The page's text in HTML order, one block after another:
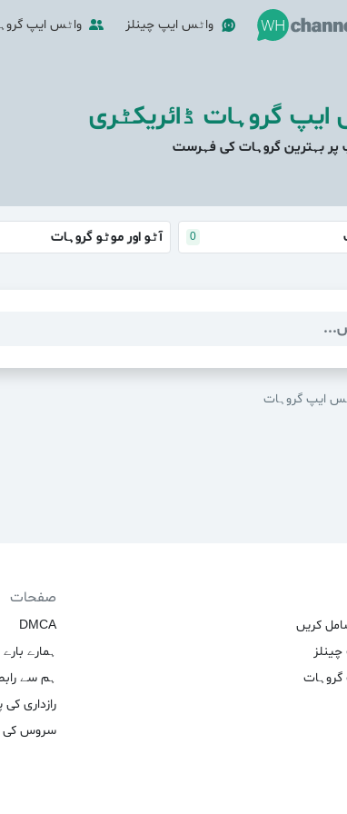
واٹس ایپ چینلز واٹس ایپ
گروہات ڈائریکٹری
پر بہترین گروہات کی فہرست
0 آٹو اور موٹو گروہات
ایپ گروہات
کریں
صفحات
DMCA
ہمارے
ہم سے
رازداری
سروس کی